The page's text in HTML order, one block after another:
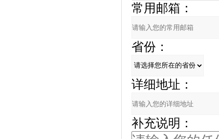
常用邮箱：
省份：
详细地址：
补充说明：